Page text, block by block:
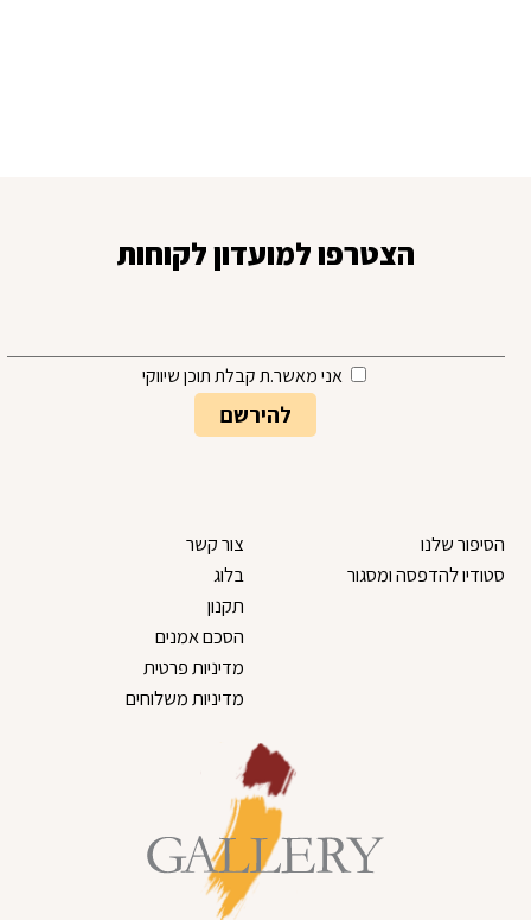
הצטרפו למועדון לקוחות
אני מאשר.ת קבלת תוכן שיווקי
הסיפור שלנו
סטודיו להדפסה ומסגור
צור קשר
בלוג
תקנון
הסכם אמנים
מדיניות פרטית
מדיניות משלוחים